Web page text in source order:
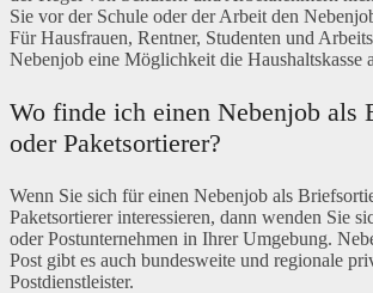
Sie vor der Schule oder der Arbeit den
Für Hausfrauen, Rentner, Studenten und
Nebenjob eine Möglichkeit die Haushaltskasse
Wo finde ich einen Nebenjob als
oder Paketsortierer?
Wenn Sie sich für einen Nebenjob als
Paketsortierer interessieren, dann wenden Sie
oder Postunternehmen in Ihrer Umgebung.
Post gibt es auch bundesweite und regionale
Postdienstleister.